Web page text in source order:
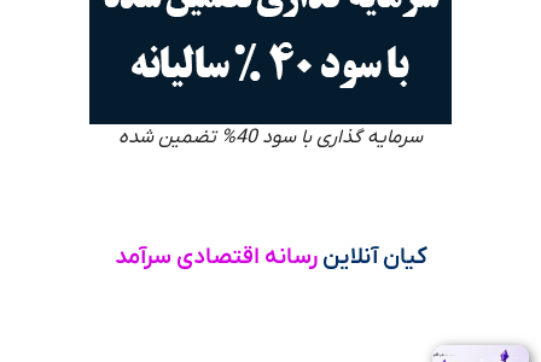
سرمایه گذاری با سود 40% تضمین شده
کیان آنلاین رسانه اقتصادی سرآمد